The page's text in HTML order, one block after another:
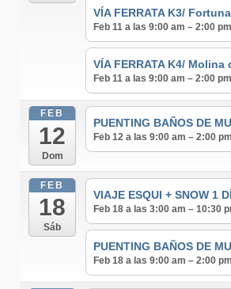
VÍA FERRATA K3/ Fortuna
Feb 11 a las 9:00 am – 2:00 pm
VÍA FERRATA K4/ Molina
Feb 11 a las 9:00 am – 2:00 pm
FEB
12
Dom
PUENTING BAÑOS DE
Feb 12 a las 9:00 am – 2:00 pm
FEB
18
Sáb
VIAJE ESQUI + SNOW 1
Feb 18 a las 3:00 am – 10:30
PUENTING BAÑOS DE
Feb 18 a las 9:00 am – 2:00 pm